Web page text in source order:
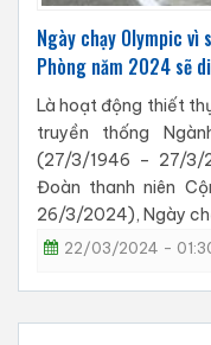
Ngày chạy Olympic
Phòng năm 2024 sẽ
Là hoạt động thiết
truyền thống
(27/3/1946 – 27/3/
Đoàn thanh niên
26/3/2024), Ngày
22/03/2024 -